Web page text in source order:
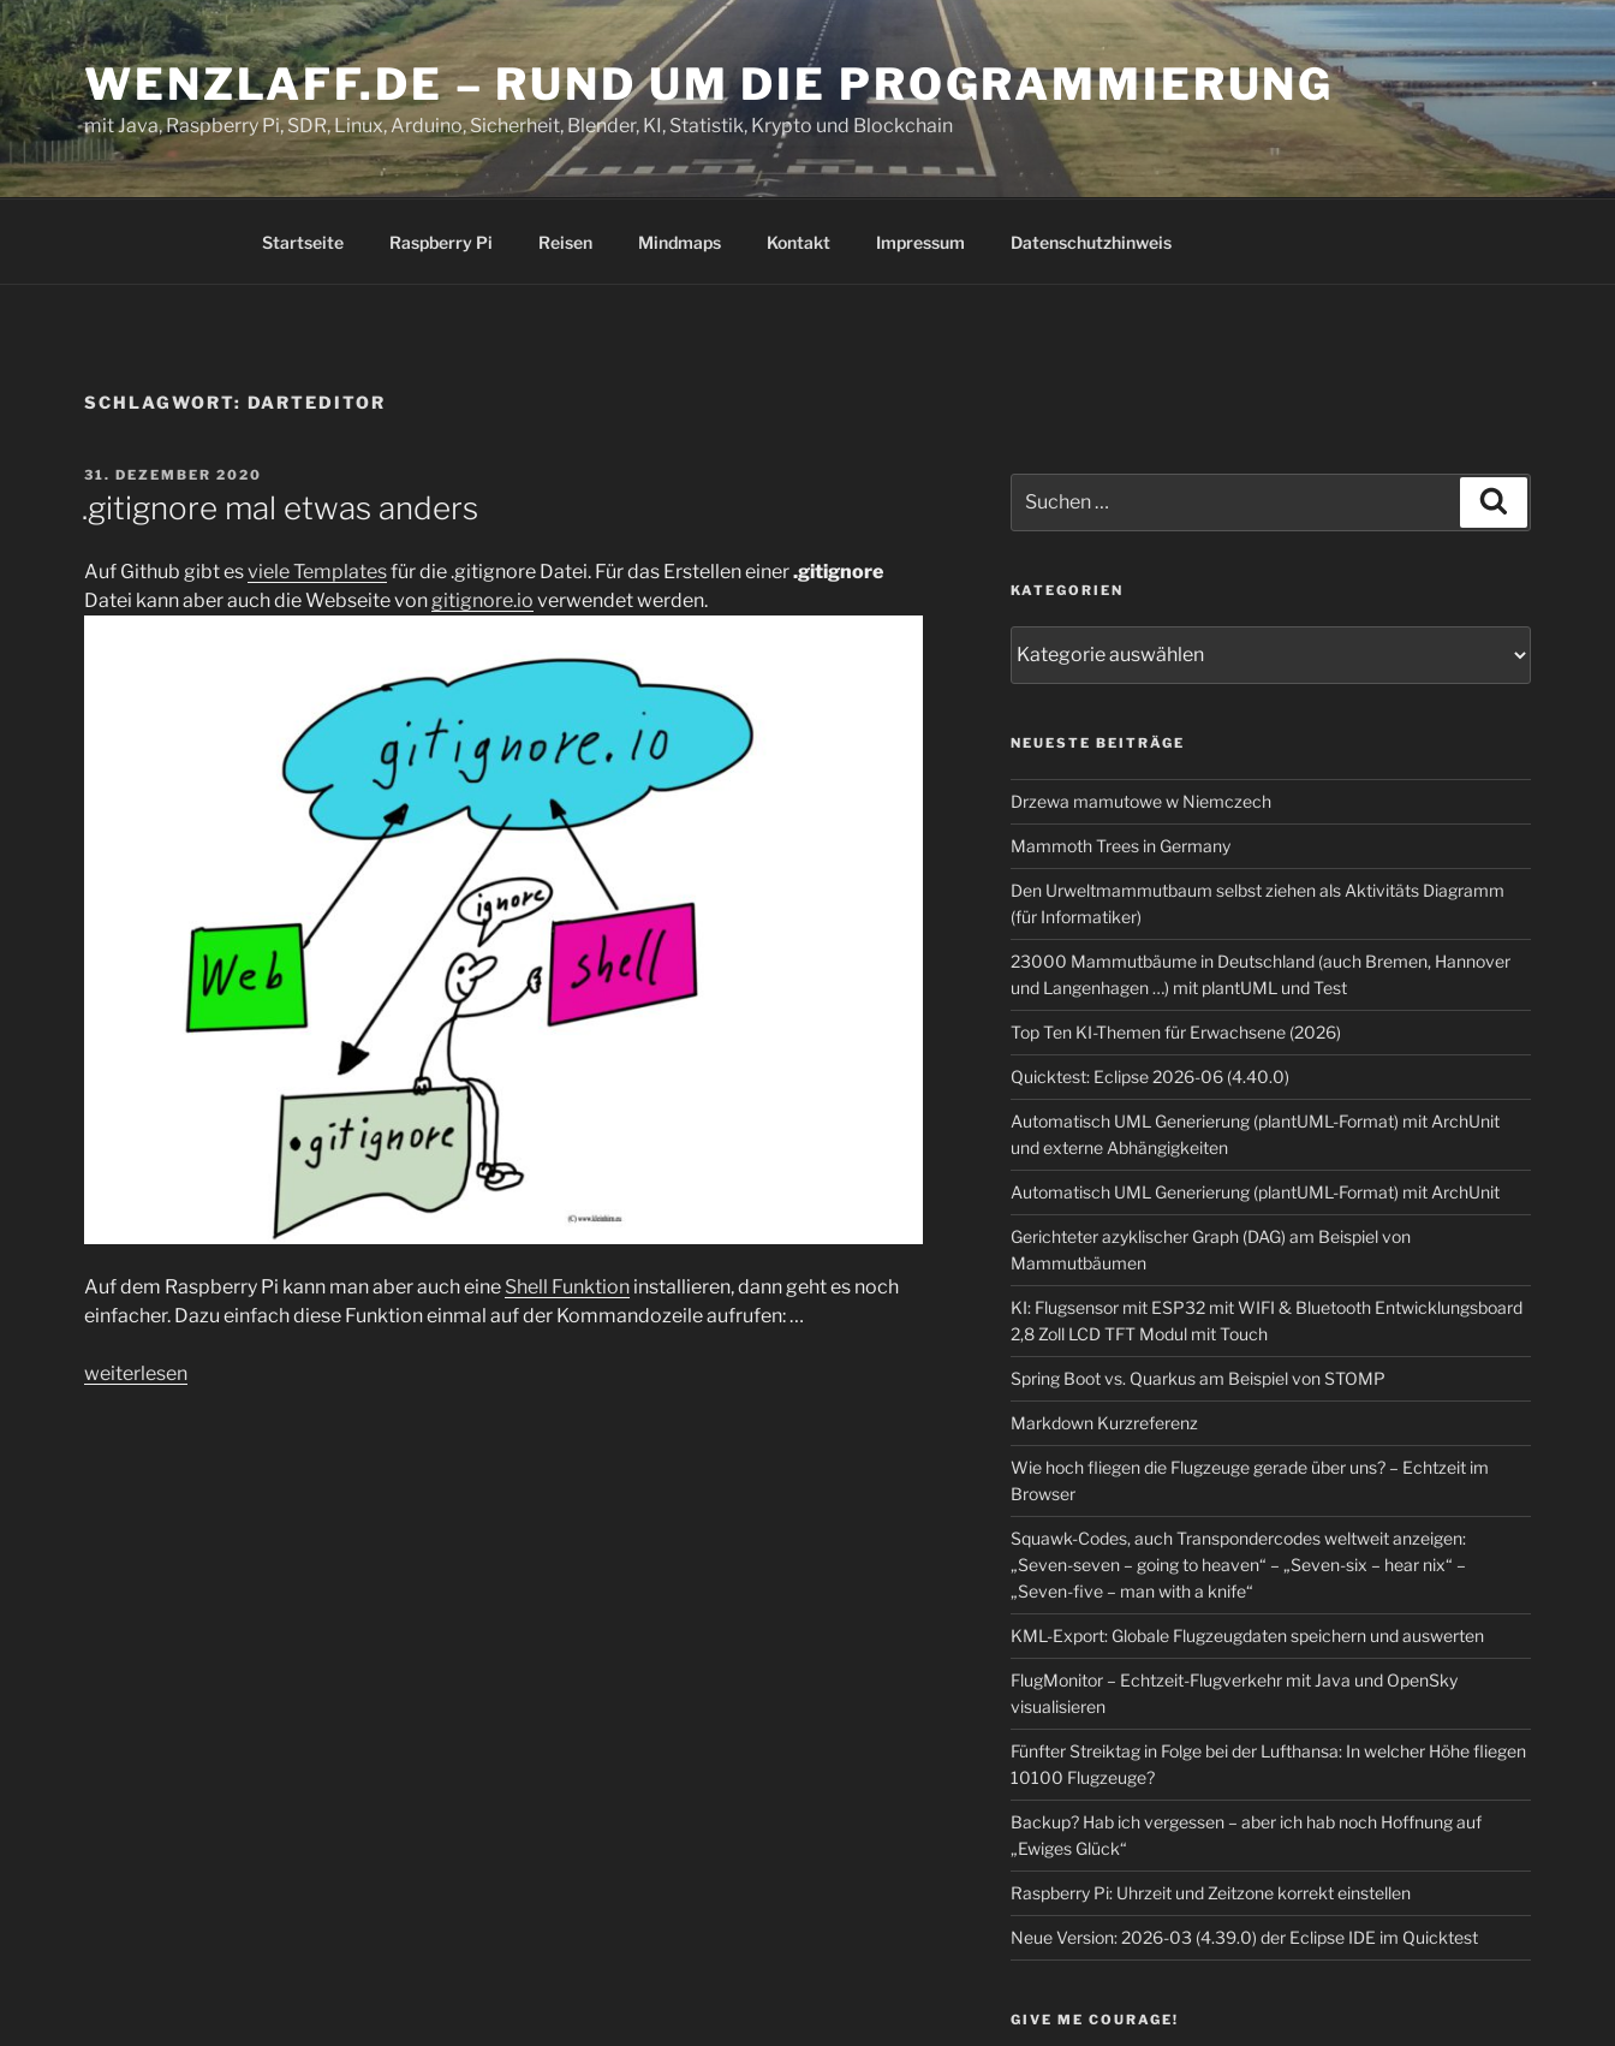
Zum
Inhalt
springen WENZLAFF.DE – RUND UM DIE PROGRAMMIERUNG
mit Java, Raspberry Pi, SDR, Linux, Arduino, Sicherheit, Blender, KI, Statistik, Krypto und Blockchain
Startseite Raspberry Pi Reisen Mindmaps Kontakt Impressum Datenschutzhinweis
SCHLAGWORT: DARTEDITOR
VERÖFFENTLICHT
AM
31. DEZEMBER 2020
.gitignore mal etwas anders
Auf Github gibt esviele Templatesfür die .gitignore Datei. Für das Erstellen einer.gitignore
Datei kann aber auch die Webseite von gitignore.io verwendet werden.
Auf dem Raspberry Pi kann man aber auch eine Shell Funktion installieren, dann geht es noch
einfacher. Dazu einfach diese Funktion einmal auf der Kommandozeile aufrufen: …
„.gitignore
weiterlesen
nach:
KATEGORIEN
NEUESTE BEITRÄGE
Drzewa mamutowe w Niemczech
Mammoth Trees in Germany
Den Urweltmammutbaum selbst ziehen als Aktivitäts Diagramm
(für Informatiker)
23000 Mammutbäume in Deutschland (auch Bremen, Hannover
und Langenhagen …) mit plantUML und Test
Top Ten KI-Themen für Erwachsene (2026)
Quicktest: Eclipse 2026-06 (4.40.0)
Automatisch UML Generierung (plantUML-Format) mit ArchUnit
und externe Abhängigkeiten
Automatisch UML Generierung (plantUML-Format) mit ArchUnit
Gerichteter azyklischer Graph (DAG) am Beispiel von
Mammutbäumen
KI: Flugsensor mit ESP32 mit WIFI & Bluetooth Entwicklungsboard
2,8 Zoll LCD TFT Modul mit Touch
Spring Boot vs. Quarkus am Beispiel von STOMP
Markdown Kurzreferenz
Wie hoch fliegen die Flugzeuge gerade über uns? – Echtzeit im
Browser
Squawk-Codes, auch Transpondercodes weltweit anzeigen:
„Seven-seven – going to heaven“ – „Seven-six – hear nix“ –
„Seven-five – man with a knife“
KML-Export: Globale Flugzeugdaten speichern und auswerten
FlugMonitor – Echtzeit-Flugverkehr mit Java und OpenSky
visualisieren
Fünfter Streiktag in Folge bei der Lufthansa: In welcher Höhe fliegen
10100 Flugzeuge?
Backup? Hab ich vergessen – aber ich hab noch Hoffnung auf
„Ewiges Glück“
Raspberry Pi: Uhrzeit und Zeitzone korrekt einstellen
Neue Version: 2026-03 (4.39.0) der Eclipse IDE im Quicktest
GIVE ME COURAGE!